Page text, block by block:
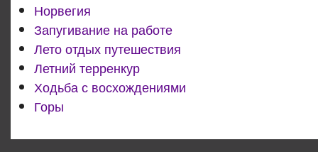
Норвегия
Запугивание на работе
Лето отдых путешествия
Летний терренкур
Ходьба с восхождениями
Горы